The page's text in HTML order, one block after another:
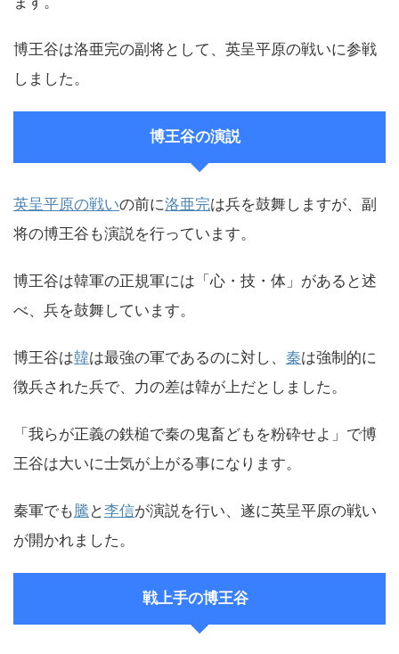
博王谷は洛亜完の副将として、英呈平原の戦いに参戦
しました。
博王谷の演説
英呈平原の戦いの前に洛亜完は兵を鼓舞しますが、副
将の博王谷も演説を行っています。
博王谷は韓軍の正規軍には「心・技・体」があると述
べ、兵を鼓舞しています。
博王谷は韓は最強の軍であるのに対し、 秦は強制的に
徴兵された兵で、力の差は韓が上だとしました。
「我らが正義の鉄槌で秦の鬼畜どもを粉砕せよ」で博
王谷は大いに士気が上がる事になります。
秦軍でも騰 と李信が演説を行い、遂に英呈平原の戦い
が開かれました。
戦上手の博王谷